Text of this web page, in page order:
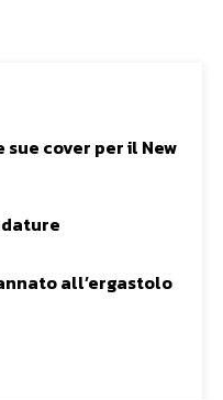
sue cover per il New
all’ergastolo